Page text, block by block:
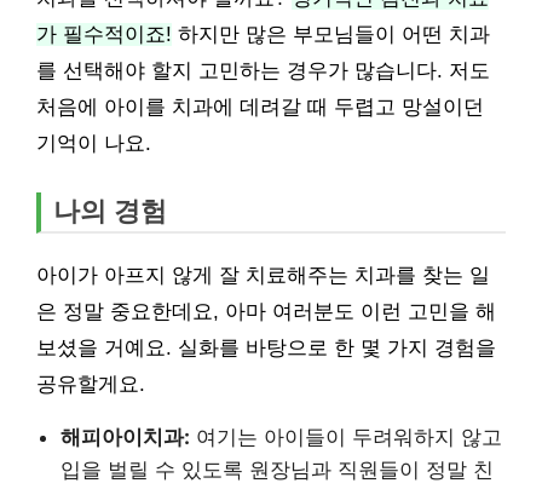
가 필수적이죠! 하지만 많은 부모님들이 어떤 치과
를 선택해야 할지 고민하는 경우가 많습니다. 저도
처음에 아이를 치과에 데려갈 때 두렵고 망설이던
기억이 나요.
나의 경험
아이가 아프지 않게 잘 치료해주는 치과를 찾는 일
은 정말 중요한데요, 아마 여러분도 이런 고민을 해
보셨을 거예요. 실화를 바탕으로 한 몇 가지 경험을
공유할게요.
해피아이치과: 여기는 아이들이 두려워하지 않고
입을 벌릴 수 있도록 원장님과 직원들이 정말 친